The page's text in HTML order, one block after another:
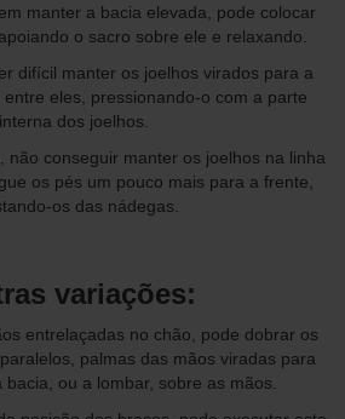
manter a bacia elevada, pode colocar
o sacro sobre ele e relaxando.
difícil manter os joelhos virados para a
eles, pressionando-o com a parte
interna dos joelhos.
não conseguir manter os joelhos na linha
os pés um pouco mais para a frente,
os das nádegas.
variações:
entrelaçadas no chão, pode dobrar os
palmas das mãos viradas para
ou a lombar, sobre as mãos.